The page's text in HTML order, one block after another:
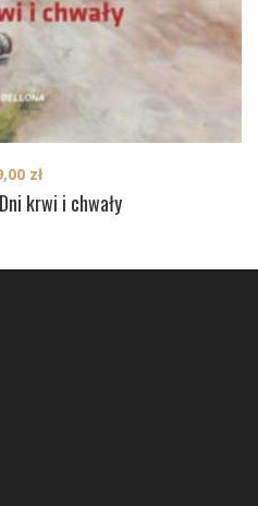
krwi i chwały
zł